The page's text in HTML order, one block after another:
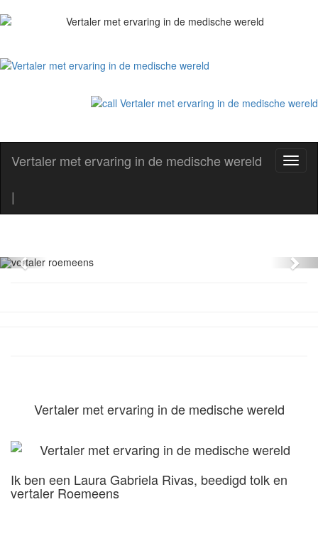
Vertaler met ervaring in de medische wereld
|
Previous
Vertaler met ervaring in de medische wereld
Ik ben een Laura Gabriela Rivas, beedigd tolk en
vertaler Roemeens